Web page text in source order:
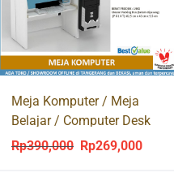
Meja Komputer / Meja
Belajar / Computer Desk
CD 18 Putih
Rp390,000
Original
Rp269,000Current